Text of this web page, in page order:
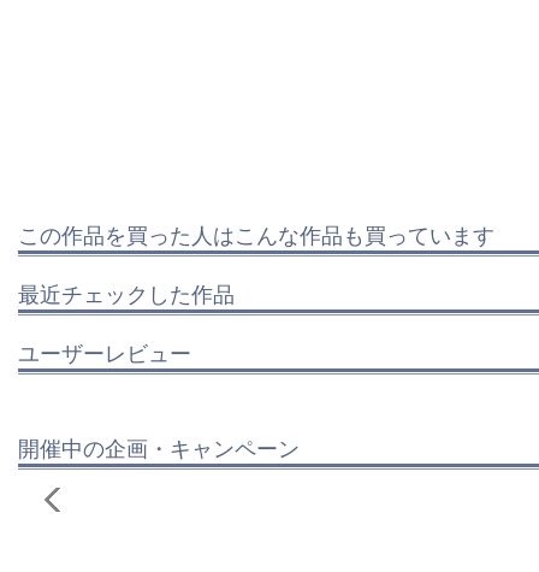
この作品を買った人はこんな作品も買っています
最近チェックした作品
ユーザーレビュー
開催中の企画・キャンペーン